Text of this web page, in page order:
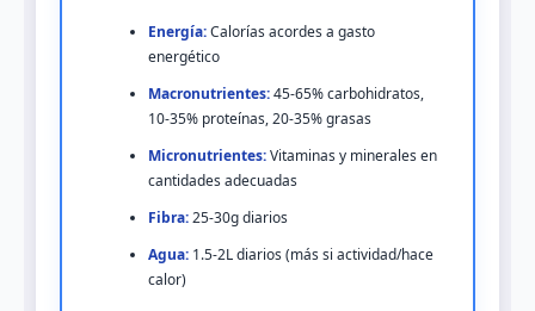
Energía:Calorías acordes a gasto
energético
Macronutrientes:45-65% carbohidratos,
10-35% proteínas, 20-35% grasas
Micronutrientes:Vitaminas y minerales en
cantidades adecuadas
Fibra:25-30g diarios
Agua: 1.5-2L diarios (más si actividad/hace
calor)